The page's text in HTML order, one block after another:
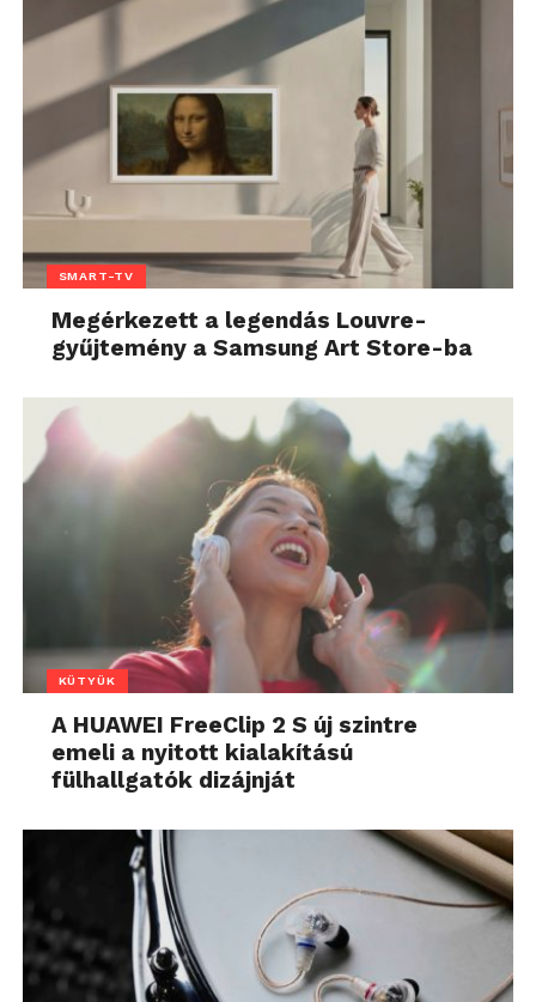
SMART-TV
Megérkezett a legendás Louvre-
gyűjtemény a Samsung Art Store-ba
KÜTYÜK
A HUAWEI FreeClip 2 S új szintre
emeli a nyitott kialakítású
fülhallgatók dizájnját